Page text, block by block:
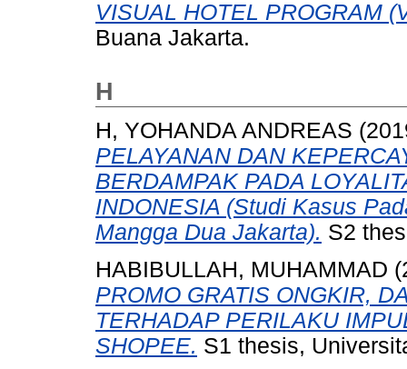
VISUAL HOTEL PROGRAM
Buana Jakarta.
H
H, YOHANDA ANDREAS
PELAYANAN DAN
BERDAMPAK PADA
INDONESIA (Studi Kasus
Mangga Dua Jakarta). S2
HABIBULLAH, MUHAMMAD
PROMO GRATIS ONGKIR,
TERHADAP PERILAKU
SHOPEE. S1 thesis,